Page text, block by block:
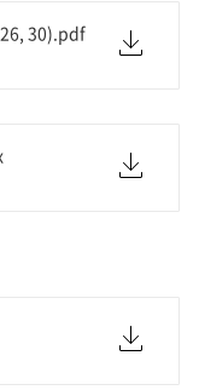
26, 30).pdf